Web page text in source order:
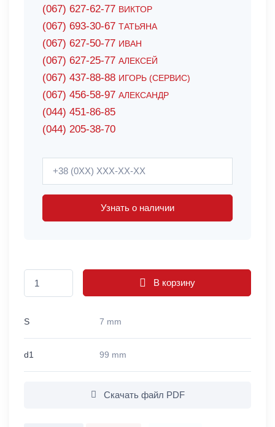
(067) 627-62-77 ВИКТОР
(067) 693-30-67 ТАТЬЯНА
(067) 627-50-77 ИВАН
(067) 627-25-77 АЛЕКСЕЙ
(067) 437-88-88 ИГОРЬ (СЕРВИС)
(067) 456-58-97 АЛЕКСАНДР
(044) 451-86-85
(044) 205-38-70
Узнать о наличии
В корзину
S 7 mm
d1 99 mm
Скачать файл PDF